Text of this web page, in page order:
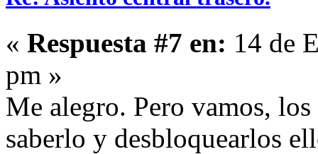
« Respuesta #7 en: 14 de
pm »
Me alegro. Pero vamos,
saberlo y desbloquearlos